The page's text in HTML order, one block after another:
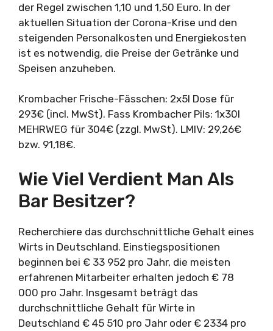
der Regel zwischen 1,10 und 1,50 Euro. In der
aktuellen Situation der Corona-Krise und den
steigenden Personalkosten und Energiekosten
ist es notwendig, die Preise der Getränke und
Speisen anzuheben.
Krombacher Frische-Fässchen: 2x5l Dose für
293€ (incl. MwSt). Fass Krombacher Pils: 1x30l
MEHRWEG für 304€ (zzgl. MwSt). LMIV: 29,26€
bzw. 91,18€.
Wie Viel Verdient Man Als
Bar Besitzer?
Recherchiere das durchschnittliche Gehalt eines
Wirts in Deutschland. Einstiegspositionen
beginnen bei € 33 952 pro Jahr, die meisten
erfahrenen Mitarbeiter erhalten jedoch € 78
000 pro Jahr. Insgesamt beträgt das
durchschnittliche Gehalt für Wirte in
Deutschland € 45 510 pro Jahr oder € 2334 pro